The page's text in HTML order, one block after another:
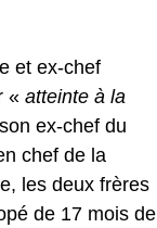
et ex-chef
« atteinte à la
ex-chef du
chef de la
les deux frères
de 17 mois de